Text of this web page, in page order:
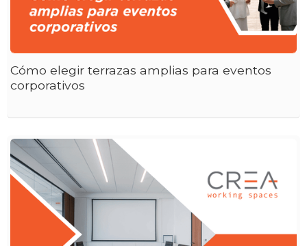
Cómo elegir terrazas amplias para eventos
corporativos